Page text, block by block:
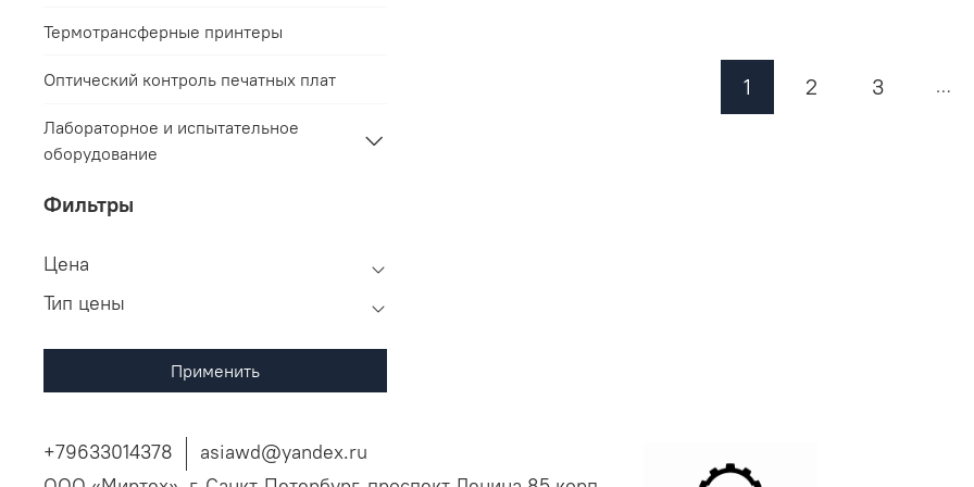
1 2 3 …
Термотрансферные принтеры
Оптический контроль печатных плат
Лабораторное и испытательное
оборудование
Фильтры
Цена
Тип цены
Применить
+79633014378
asiawd@yandex.ru